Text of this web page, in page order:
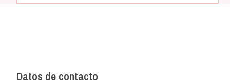
Datos de contacto